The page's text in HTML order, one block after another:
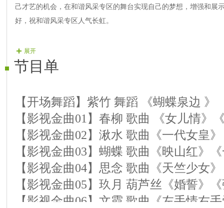
己才艺的机会，在和谐风采专区的舞台实现自己的梦想，增强和展
好，祝和谐风采专区人气长虹。
展开
节目单
【开场舞蹈】紫竹 舞蹈 《蝴蝶泉边 》
【影视金曲01】春柳 歌曲 《女儿情》
【影视金曲02】湫水 歌曲《一代女皇
【影视金曲03】蝴蝶 歌曲《映山红》
【影视金曲04】思念 歌曲《天竺少女
【影视金曲05】玖月 葫芦丝《婚誓》
【影视金曲06】文霞 歌曲《左手情右